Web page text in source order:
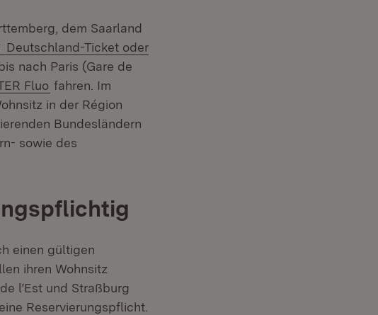
dem Saarland
Extern:
Deutschland-Ticket oder
nach Paris (Gare de
Fluo (Öffnet in neuem Fenster)
fahren. Im
in der Région
Bundesländern
sowie des
einen gültigen
ihren Wohnsitz
l’Est und Straßburg
Reservierungspflicht.